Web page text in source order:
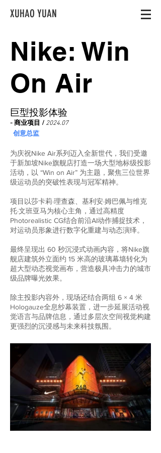
XUHAO YUAN
Nike: Win
On Air
​巨型投影体验
- 商业项目 / 2024.07
创意总监
为庆祝Nike Air系列迈入全新世代，我们受邀
于新加坡Nike旗舰店打造一场大型地标级投影
活动，以 “Win on Air” 为主题，聚焦三位世界
级运动员的突破性表现与冠军精神。
项目以莎卡莉·理查森、基利安·姆巴佩与维克
托·文班亚马为核心主角，通过高精度
Photorealistic CG结合前沿AI动作捕捉技术，
对运动员形象进行数字化重建与动态演绎。
最终呈现出 60 秒沉浸式动画内容，将Nike旗
舰店建筑外立面约 15 米高的玻璃幕墙转化为
超大型动态视觉画布，营造极具冲击力的城市
级品牌曝光效果。
除主投影内容外，现场还结合两组 6 × 4 米
Hologauze全息纱幕装置，进一步延展活动视
觉语言与品牌信息，通过多层次空间视觉构建
更强烈的沉浸感与未来科技氛围。